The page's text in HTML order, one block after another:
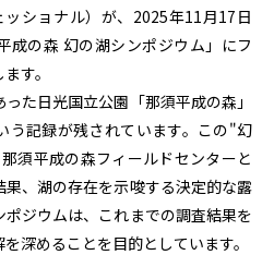
ショナル）が、2025年11月17日
成の森 幻の湖シンポジウム」にフ
す。
た日光国立公園「那須平成の森」
う記録が残されています。この"幻
須平成の森フィールドセンターと
、湖の存在を示唆する決定的な露
ジウムは、これまでの調査結果を
深めることを目的としています。